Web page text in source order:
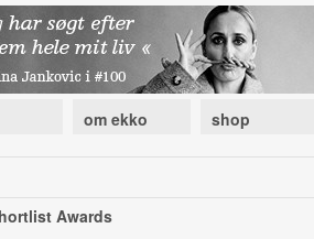
om ekko shop
Awards